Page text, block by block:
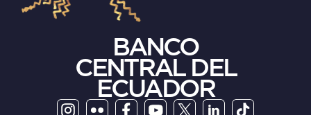
BANCO
CENTRAL DEL
ECUADOR